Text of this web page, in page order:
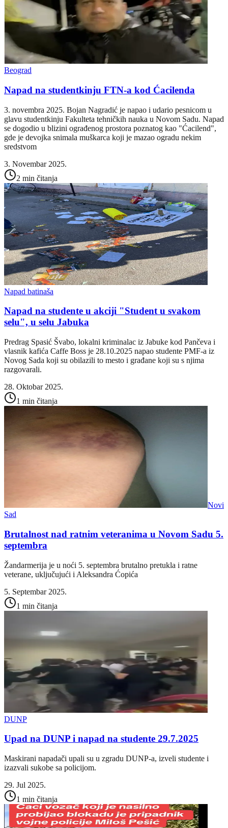
Beograd
Napad na studentkinju FTN-a kod Ćacilenda
3. novembra 2025. Bojan Nagradić je napao i udario pesnicom u
glavu studentkinju Fakulteta tehničkih nauka u Novom Sadu. Napad
se dogodio u blizini ograđenog prostora poznatog kao "Ćacilend",
gde je devojka snimala muškarca koji je mazao ogradu nekim
sredstvom
3. Novembar 2025.
2 min čitanja
Napad batinaša
Napad na studente u akciji "Student u svakom
selu", u selu Jabuka
Predrag Spasić Švabo, lokalni kriminalac iz Jabuke kod Pančeva i
vlasnik kafića Caffe Boss je 28.10.2025 napao studente PMF-a iz
Novog Sada koji su obilazili to mesto i građane koji su s njima
razgovarali.
28. Oktobar 2025.
1 min čitanja
Novi
Sad
Brutalnost nad ratnim veteranima u Novom Sadu 5.
septembra
Žandarmerija je u noći 5. septembra brutalno pretukla i ratne
veterane, uključujući i Aleksandra Ćopića
5. Septembar 2025.
1 min čitanja
DUNP
Upad na DUNP i napad na studente 29.7.2025
Maskirani napadači upali su u zgradu DUNP-a, izveli studente i
izazvali sukobe sa policijom.
29. Jul 2025.
1 min čitanja